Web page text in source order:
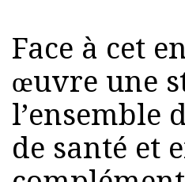
Face à cet
œuvre une
l’ensemble
de santé et